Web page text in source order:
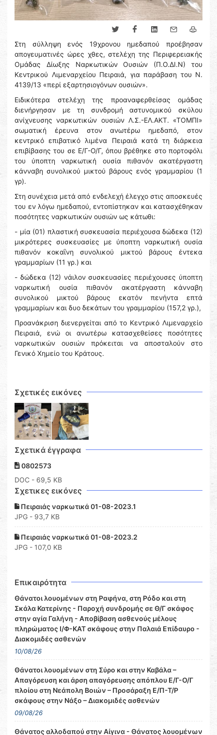
Στη σύλληψη ενός 19χρονου ημεδαπού προέβησαν
απογευματινές ώρες χθες, στελέχη της Περιφερειακής
Ομάδας Δίωξης Ναρκωτικών Ουσιών (Π.Ο.ΔΙ.Ν) του
Κεντρικού Λιμεναρχείου Πειραιά, για παράβαση του Ν.
4139/13 «περί εξαρτησιογόνων ουσιών».
Ειδικότερα στελέχη της προαναφερθείσας ομάδας
διενήργησαν με τη συνδρομή αστυνομικού σκύλου
ανίχνευσης ναρκωτικών ουσιών Λ.Σ.-ΕΛ.ΑΚΤ. «ΤΟΜΠΙ»
σωματική έρευνα στον ανωτέρω ημεδαπό, στον
κεντρικό επιβατικό λιμένα Πειραιά κατά τη διάρκεια
επιβίβασης του σε Ε/Γ-Ο/Γ, όπου βρέθηκε στο πορτοφόλι
του ύποπτη ναρκωτική ουσία πιθανόν ακατέργαστη
κάνναβη συνολικού μικτού βάρους ενός γραμμαρίου (1
γρ).
Στη συνέχεια μετά από ενδελεχή έλεγχο στις αποσκευές
του εν λόγω ημεδαπού, εντοπίστηκαν και κατασχέθηκαν
ποσότητες ναρκωτικών ουσιών ως κάτωθι:
- μία (01) πλαστική συσκευασία περιέχουσα δώδεκα (12)
μικρότερες συσκευασίες με ύποπτη ναρκωτική ουσία
πιθανόν κοκαΐνη συνολικού μικτού βάρους έντεκα
γραμμαρίων (11 γρ.) και
- δώδεκα (12) νάιλον συσκευασίες περιέχουσες ύποπτη
ναρκωτική ουσία πιθανόν ακατέργαστη κάνναβη
συνολικού μικτού βάρους εκατόν πενήντα επτά
γραμμαρίων και δυο δεκάτων του γραμμαρίου (157,2 γρ.),
Προανάκριση διενεργείται από το Κεντρικό Λιμεναρχείο
Πειραιά, ενώ οι ανωτέρω κατασχεθείσες ποσότητες
ναρκωτικών ουσιών πρόκειται να αποσταλούν στο
Γενικό Χημείο του Κράτους.
Σχετικές εικόνες
Σχετικά έγγραφα
0802573
DOC - 69,5 KB
Σχετικες εικόνες
Πειραιάς ναρκωτικά 01-08-2023.1
JPG - 93,7 KB
Πειραιάς ναρκωτικά 01-08-2023.2
JPG - 107,0 KB
Επικαιρότητα
Θάνατοι λουομένων στη Ραφήνα, στη Ρόδο και στη
Σκάλα Κατερίνης - Παροχή συνδρομής σε Θ/Γ σκάφος
στην αγία Γαλήνη - Αποβίβαση ασθενούς μέλους
πληρώματος Ι/Φ-ΚΑΤ σκάφους στην Παλαιά Επίδαυρο -
Διακομιδές ασθενών
10/08/26
Θάνατοι λουομένων στη Σύρο και στην Καβάλα –
Απαγόρευση και άρση απαγόρευσης απόπλου Ε/Γ-Ο/Γ
πλοίου στη Νεάπολη Βοιών – Προσάραξη Ε/Π-Τ/Ρ
σκάφους στην Νάξο – Διακομιδές ασθενών
09/08/26
Θάνατος αλλοδαπού στην Αίγινα - Θάνατος λουομένων